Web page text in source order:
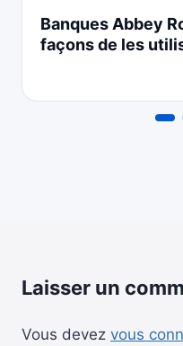
Banques Abbey
façons de les
Laisser un
Vous devez vous